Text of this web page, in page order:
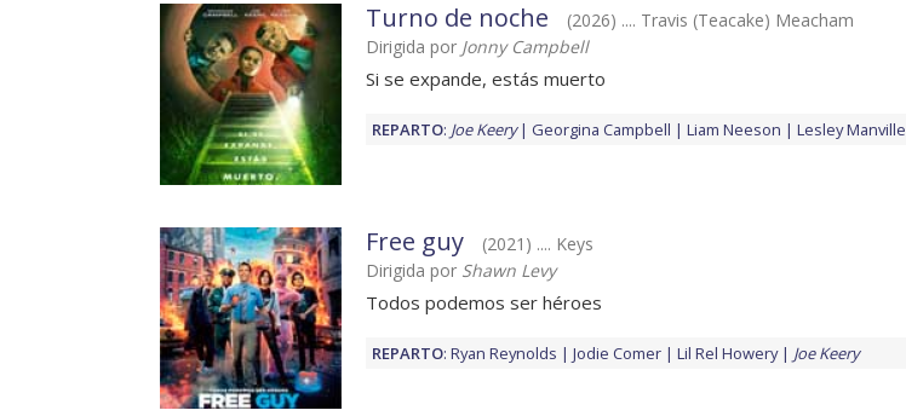
Turno de noche
(2026) .... Travis (Teacake) Meacham
Dirigida por Jonny Campbell
Si se expande, estás muerto
REPARTO: Joe Keery Georgina Campbell Liam Neeson Lesley Manville
Free guy
(2021) .... Keys
Dirigida por Shawn Levy
Todos podemos ser héroes
REPARTO: Ryan Reynolds Jodie Comer Lil Rel Howery Joe Keery